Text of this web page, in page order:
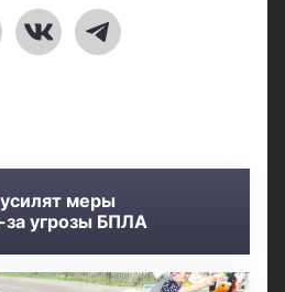
меры
за угрозы БПЛА